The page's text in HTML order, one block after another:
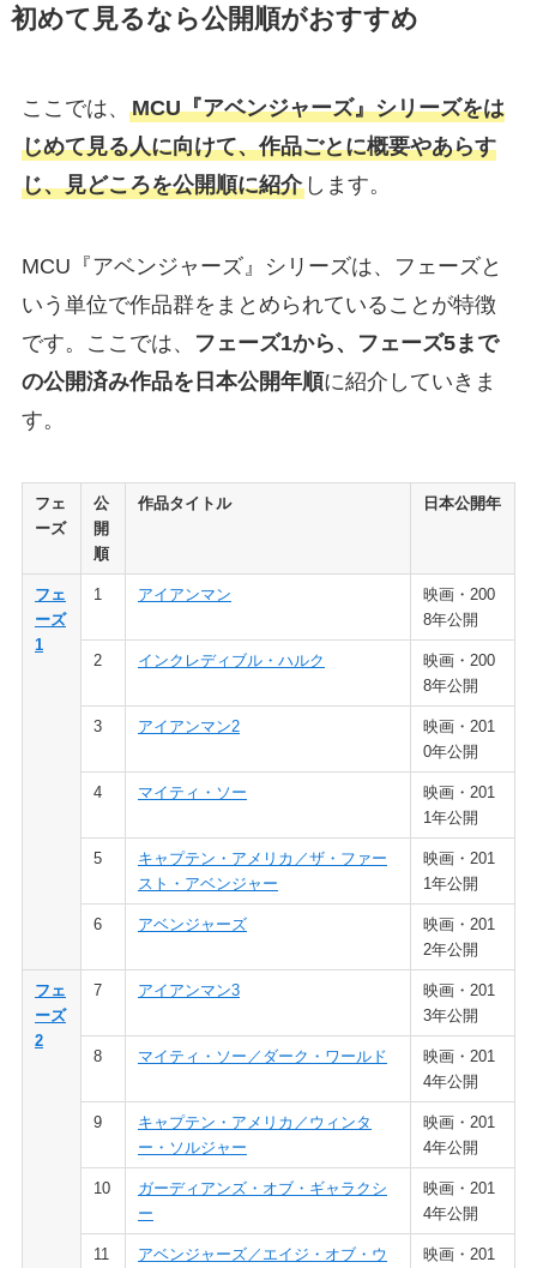
初めて見るなら公開順がおすすめ
ここでは、 MCU『アベンジャーズ』シリーズをは
じめて見る人に向けて、作品ごとに概要やあらす
じ、見どころを公開順に紹介します。
MCU『アベンジャーズ』シリーズは、フェーズと
いう単位で作品群をまとめられていることが特徴
です。ここでは、
フェーズ1から、フェーズ5まで
の公開済み作品を日本公開年順に紹介していきま
す。
フェ
ーズ
公
開
順
作品タイトル 日本公開年
フェ
ーズ
1
1 アイアンマン
映画・200
8年公開
2 インクレディブル・ハルク
映画・200
8年公開
3 アイアンマン2
映画・201
0年公開
4 マイティ・ソー
映画・201
1年公開
5
キャプテン・アメリカ／ザ・ファー
スト・アベンジャー
映画・201
1年公開
6 アベンジャーズ
映画・201
2年公開
フェ
ーズ
2
7 アイアンマン3
映画・201
3年公開
8 マイティ・ソー／ダーク・ワールド
映画・201
4年公開
9
キャプテン・アメリカ／ウィンタ
ー・ソルジャー
映画・201
4年公開
10
ガーディアンズ・オブ・ギャラクシ
ー
映画・201
4年公開
11
アベンジャーズ／エイジ・オブ・ウ
映画・201